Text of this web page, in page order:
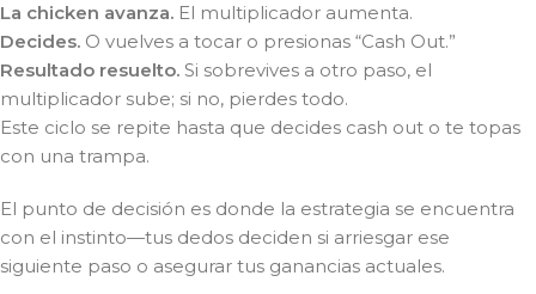
La chicken avanza. El multiplicador aumenta.
Decides. O vuelves a tocar o presionas “Cash Out.”
Resultado resuelto. Si sobrevives a otro paso, el
multiplicador sube; si no, pierdes todo.
Este ciclo se repite hasta que decides cash out o te topas
con una trampa.
El punto de decisión es donde la estrategia se encuentra
con el instinto—tus dedos deciden si arriesgar ese
siguiente paso o asegurar tus ganancias actuales.